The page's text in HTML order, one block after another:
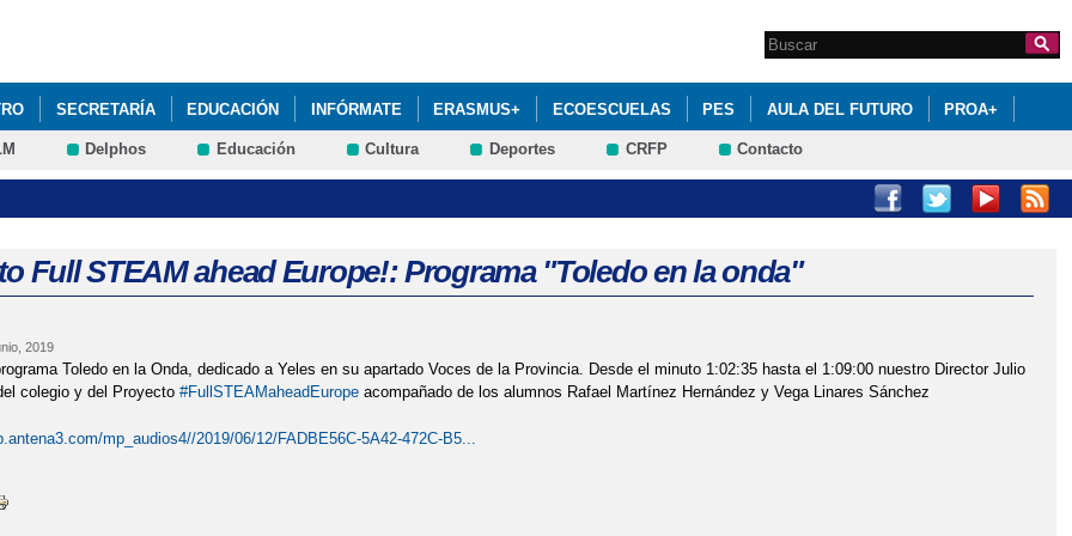
Formulario de
búsqueda
Search this site
SECRETARÍA EDUCACIÓN INFÓRMATE ERASMUS+ ECOESCUELAS PES AULA DEL FUTURO PROA+
STEAM+ AMPA LA ASUNCIÓN: RENOVACIÓN DE SU JUNTA DIRECTIVA
Y PADRES 2025-26: AULAS DE FAMILIA ABRIL 2026 EVALUACIÓN DEL ALUMNADO
Delphos Educación Cultura Deportes CRFP Contacto
Full STEAM ahead Europe!: Programa "Toledo en la onda"
2019
Toledo en la Onda, dedicado a Yeles en su apartado Voces de la Provincia. Desde el minuto 1:02:35 hasta el 1:09:00 nuestro Director Julio
colegio y del Proyecto #FullSTEAMaheadEuropeacompañado de los alumnos Rafael Martínez Hernández y Vega Linares Sánchez
mp_audios4//2019/06/12/FADBE56C-5A42-472C-B5...